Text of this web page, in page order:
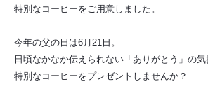
特別なコーヒーをご用意しました。
今年の父の日は6月21日。
日頃なかなか伝えられない「ありがとう」の気
特別なコーヒーをプレゼントしませんか？